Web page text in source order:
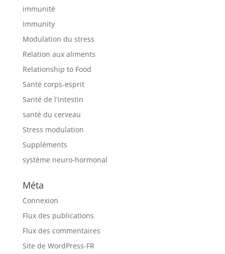
immunité
Immunity
Modulation du stress
Relation aux aliments
Relationship to Food
Santé corps-esprit
Santé de l'intestin
santé du cerveau
Stress modulation
Suppléments
système neuro-hormonal
Méta
Connexion
Flux des publications
Flux des commentaires
Site de WordPress-FR